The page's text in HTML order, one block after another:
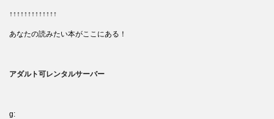
↑↑↑↑↑↑↑↑↑↑↑↑↑
あなたの読みたい本がここにある！
アダルト可レンタルサーバー
g: